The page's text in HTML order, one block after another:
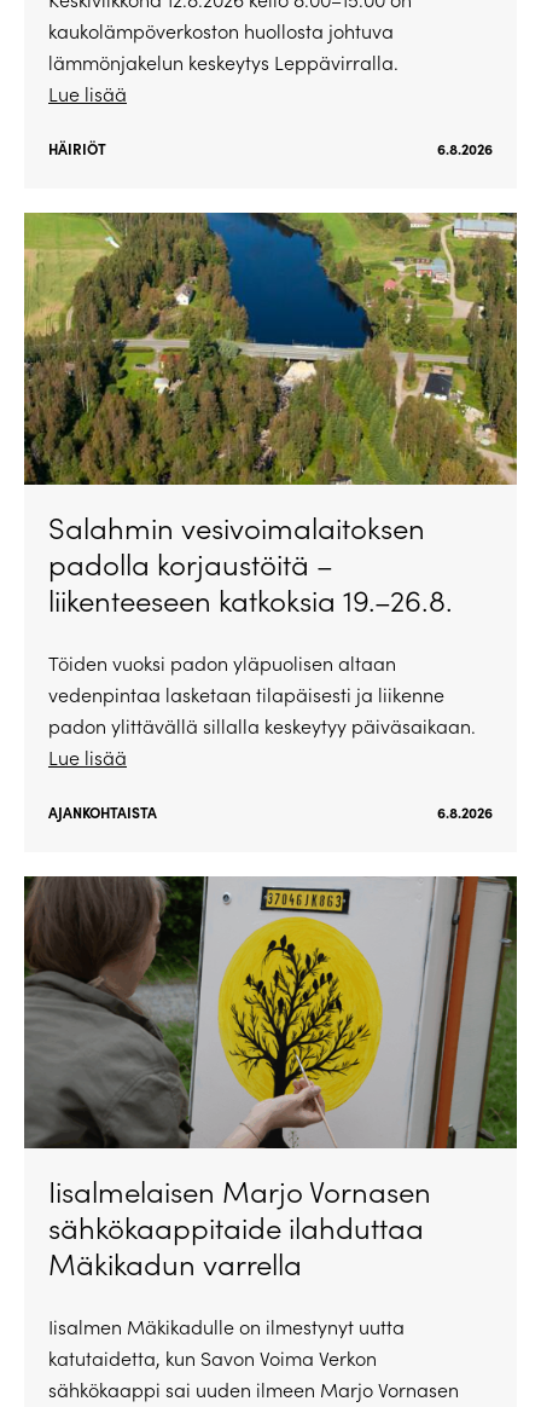
kaukolämpöverkoston huollosta johtuva
lämmönjakelun keskeytys Leppävirralla.
Lue lisää
HÄIRIÖT 6.8.2026
Salahmin vesivoimalaitoksen
padolla korjaustöitä –
liikenteeseen katkoksia 19.–26.8.
Töiden vuoksi padon yläpuolisen altaan
vedenpintaa lasketaan tilapäisesti ja liikenne
padon ylittävällä sillalla keskeytyy päiväsaikaan.
Lue lisää
AJANKOHTAISTA 6.8.2026
Iisalmelaisen Marjo Vornasen
sähkökaappitaide ilahduttaa
Mäkikadun varrella
Iisalmen Mäkikadulle on ilmestynyt uutta
katutaidetta, kun Savon Voima Verkon
sähkökaappi sai uuden ilmeen Marjo Vornasen